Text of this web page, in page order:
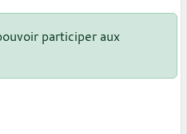
participer aux